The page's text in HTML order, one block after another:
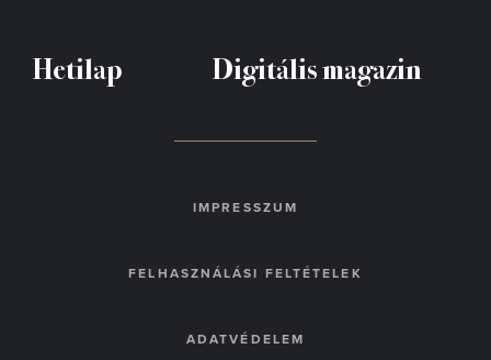
Hetilap Digitális magazin
IMPRESSZUM
FELHASZNÁLÁSI FELTÉTELEK
ADATVÉDELEM